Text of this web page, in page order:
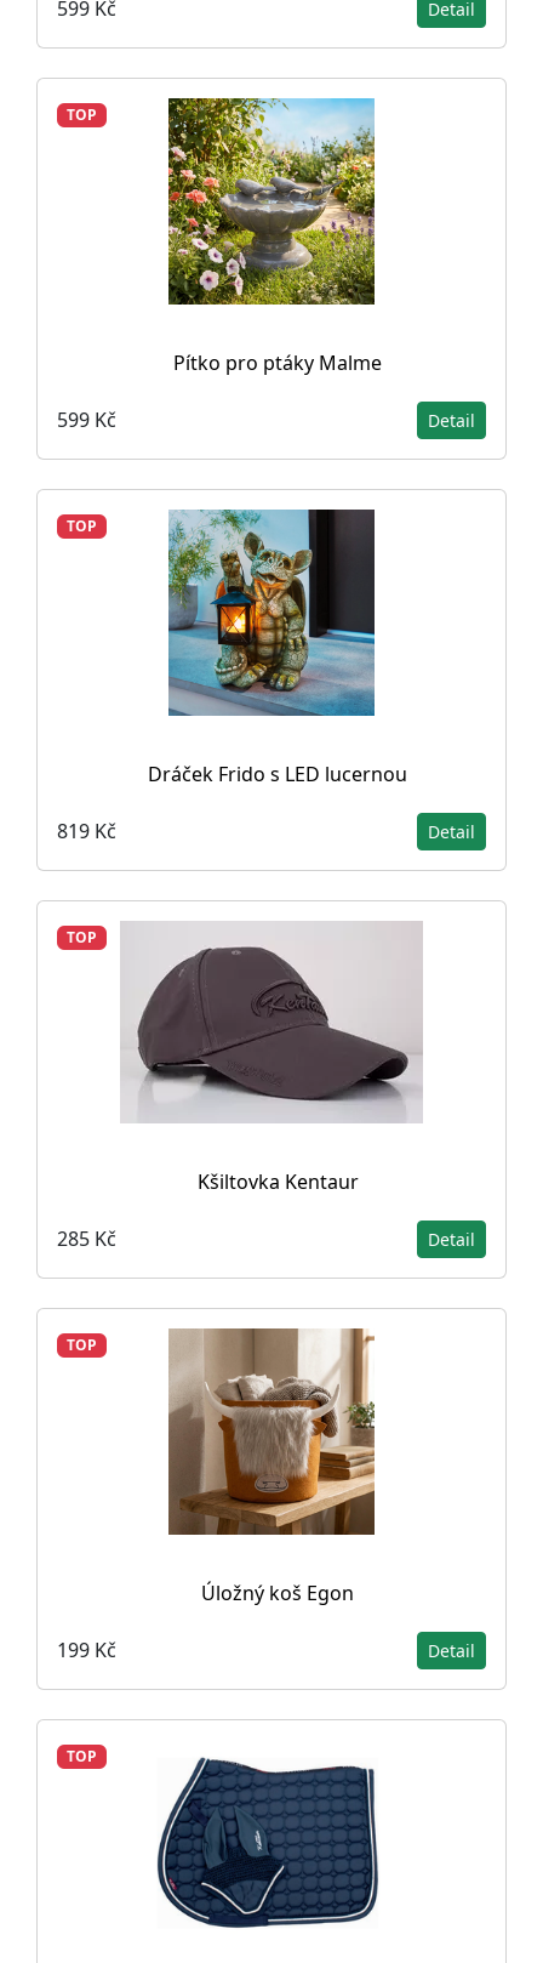
599 Kč Detail
TOP
Pítko pro ptáky Malme
599 Kč Detail
TOP
Dráček Frido s LED lucernou
819 Kč Detail
TOP
Kšiltovka Kentaur
285 Kč Detail
TOP
Úložný koš Egon
199 Kč Detail
TOP